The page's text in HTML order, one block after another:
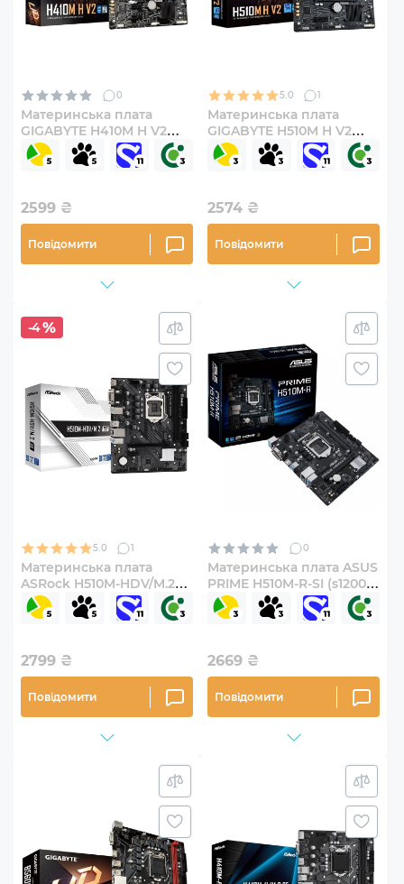
0
Материнська плата
GIGABYTE H410M H V2
(s1200, Intel H410, DDR4,
mATX)
2599 ₴
Повідомити
5.0 1
Материнська плата
GIGABYTE H510M H V2
(s1200, Intel H510, DDR4,
mATX)
2574 ₴
Повідомити
-4
5.0 1
Материнська плата
ASRock H510M-HDV/M.2
SE (s1200, Intel H510,
DDR4, mATX)
2799 ₴
Повідомити
0
Материнська плата ASUS
PRIME H510M-R-SI (s1200,
Intel H510, DDR4, mATX)
2669 ₴
Повідомити